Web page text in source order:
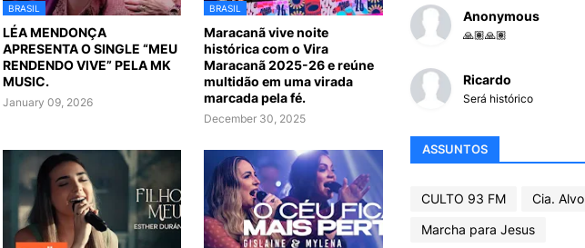
BRASIL
LÉA MENDONÇA
APRESENTA O SINGLE “MEU
RENDENDO VIVE” PELA MK
MUSIC.
January 09, 2026
BRASIL
Maracanã vive noite
histórica com o Vira
Maracanã 2025-26 e reúne
multidão em uma virada
marcada pela fé.
December 30, 2025
Anonymous
🙏🏽🙏🏽
Ricardo
Será histórico
ASSUNTOS
CULTO 93 FM Cia. Alvo
Marcha para Jesus